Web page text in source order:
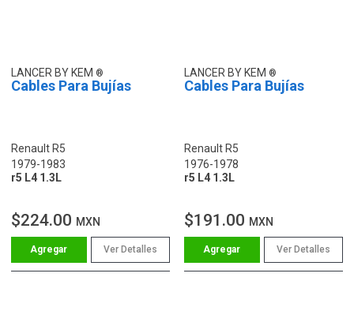
LANCER BY KEM
Cables Para Bujías
Renault R5
1979-1983
r5 L4 1.3L
$224.00 MXN
Ver Detalles
LANCER BY KEM
Cables Para Bujías
Renault R5
1976-1978
r5 L4 1.3L
$191.00 MXN
Ver Detalles